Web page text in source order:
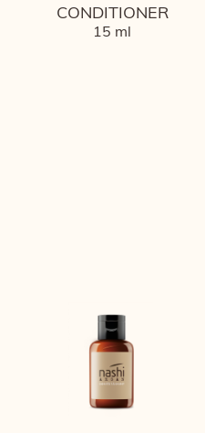
CONDITIONER
15 ml